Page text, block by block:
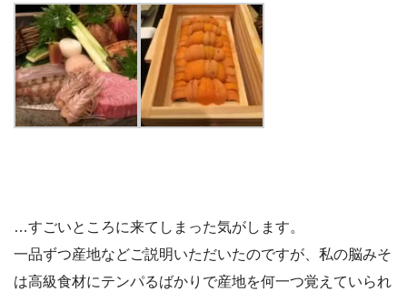
…すごいところに来てしまった気がします。
一品ずつ産地などご説明いただいたのですが、私の脳みそ
は高級食材にテンパるばかりで産地を何一つ覚えていられ